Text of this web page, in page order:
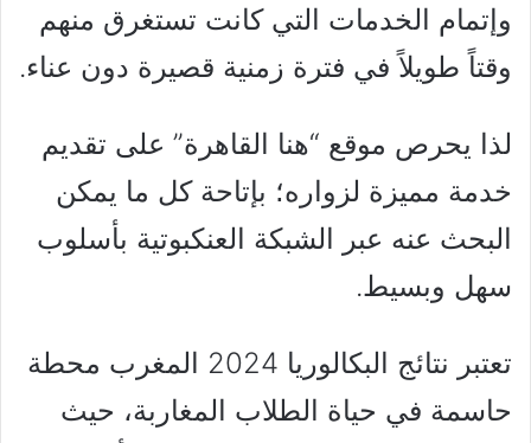
وإتمام الخدمات التي كانت تستغرق منهم
وقتاً طويلاً في فترة زمنية قصيرة دون عناء.
لذا يحرص موقع “هنا القاهرة” على تقديم
خدمة مميزة لزواره؛ بإتاحة كل ما يمكن
البحث عنه عبر الشبكة العنكبوتية بأسلوب
سهل وبسيط.
تعتبر نتائج البكالوريا 2024 المغرب محطة
حاسمة في حياة الطلاب المغاربة، حيث